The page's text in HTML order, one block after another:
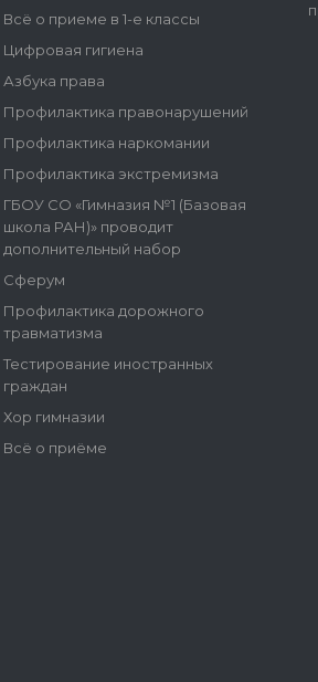
Всё о приеме в 1-е классы
Цифровая гигиена
Азбука права
Профилактика правонарушений
Профилактика наркомании
Профилактика экстремизма
ГБОУ СО «Гимназия №1 (Базовая
школа РАН)» проводит
дополнительный набор
Сферум
Профилактика дорожного
травматизма
Тестирование иностранных
граждан
Хор гимназии
Всё о приёме